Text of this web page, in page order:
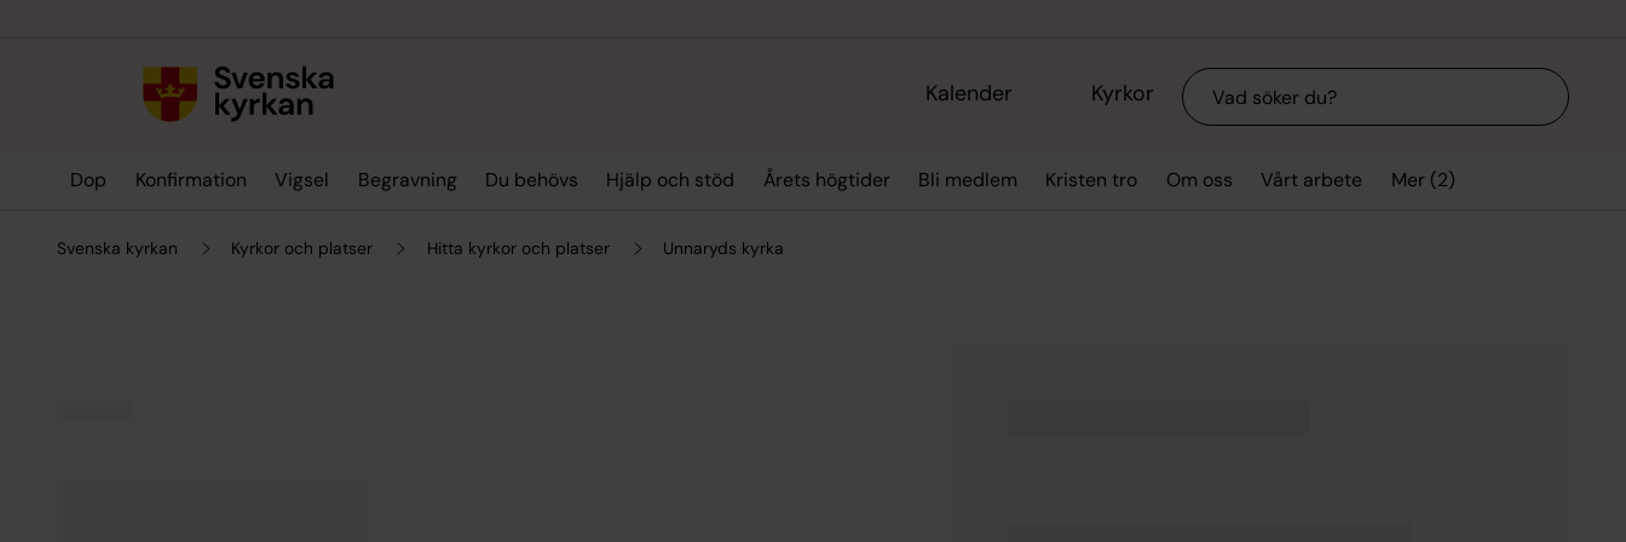
Kalender Kyrkor Sök
Dop Konfirmation Vigsel Begravning Du behövs Hjälp och stöd Årets högtider Bli medlem Kristen tro Om oss Vårt arbete Mer (2)
Svenska kyrkan Kyrkor och platser Hitta kyrkor och platser Unnaryds kyrka